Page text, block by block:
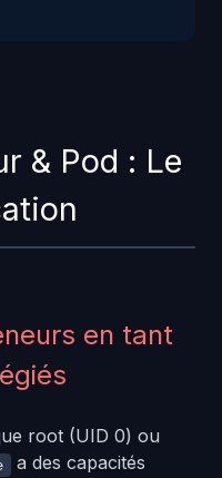
& Pod : Le
en tant
root (UID 0) ou
a des capacités